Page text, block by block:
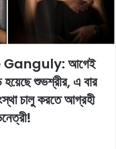
আগেই
শুভশ্রীর, এ বার
চালু করতে আগ্রহী